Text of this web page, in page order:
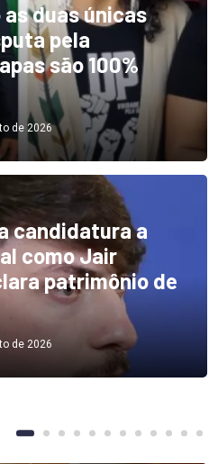
duas únicas
pela
são 100%
de 2026
candidatura a
como Jair
patrimônio de
de 2026